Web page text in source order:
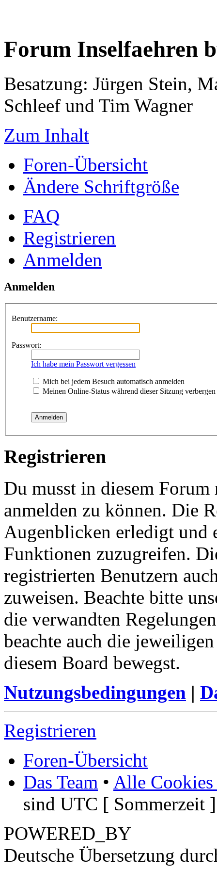
Forum Inselfaehren
Besatzung: Jürgen Stein,
Schleef und Tim Wagner
Zum Inhalt
Foren-Übersicht
Ändere Schriftgröße
FAQ
Registrieren
Anmelden
Anmelden
Benutzername:
Passwort:
Ich habe mein Passwort vergessen
Mich bei jedem Besuch automatisch anmelden
Meinen Online-Status während dieser Sitzung verbergen
Registrieren
Du musst in diesem
anmelden zu können. Die
Augenblicken erledigt und
Funktionen zuzugreifen.
registrierten Benutzern
zuweisen. Beachte bitte
die verwandten
beachte auch die
diesem Board bewegst.
Nutzungsbedingungen |
Registrieren
Foren-Übersicht
Das Team • Alle Cookies
sind UTC [ Sommerzeit ]
POWERED_BY
Deutsche Übersetzung